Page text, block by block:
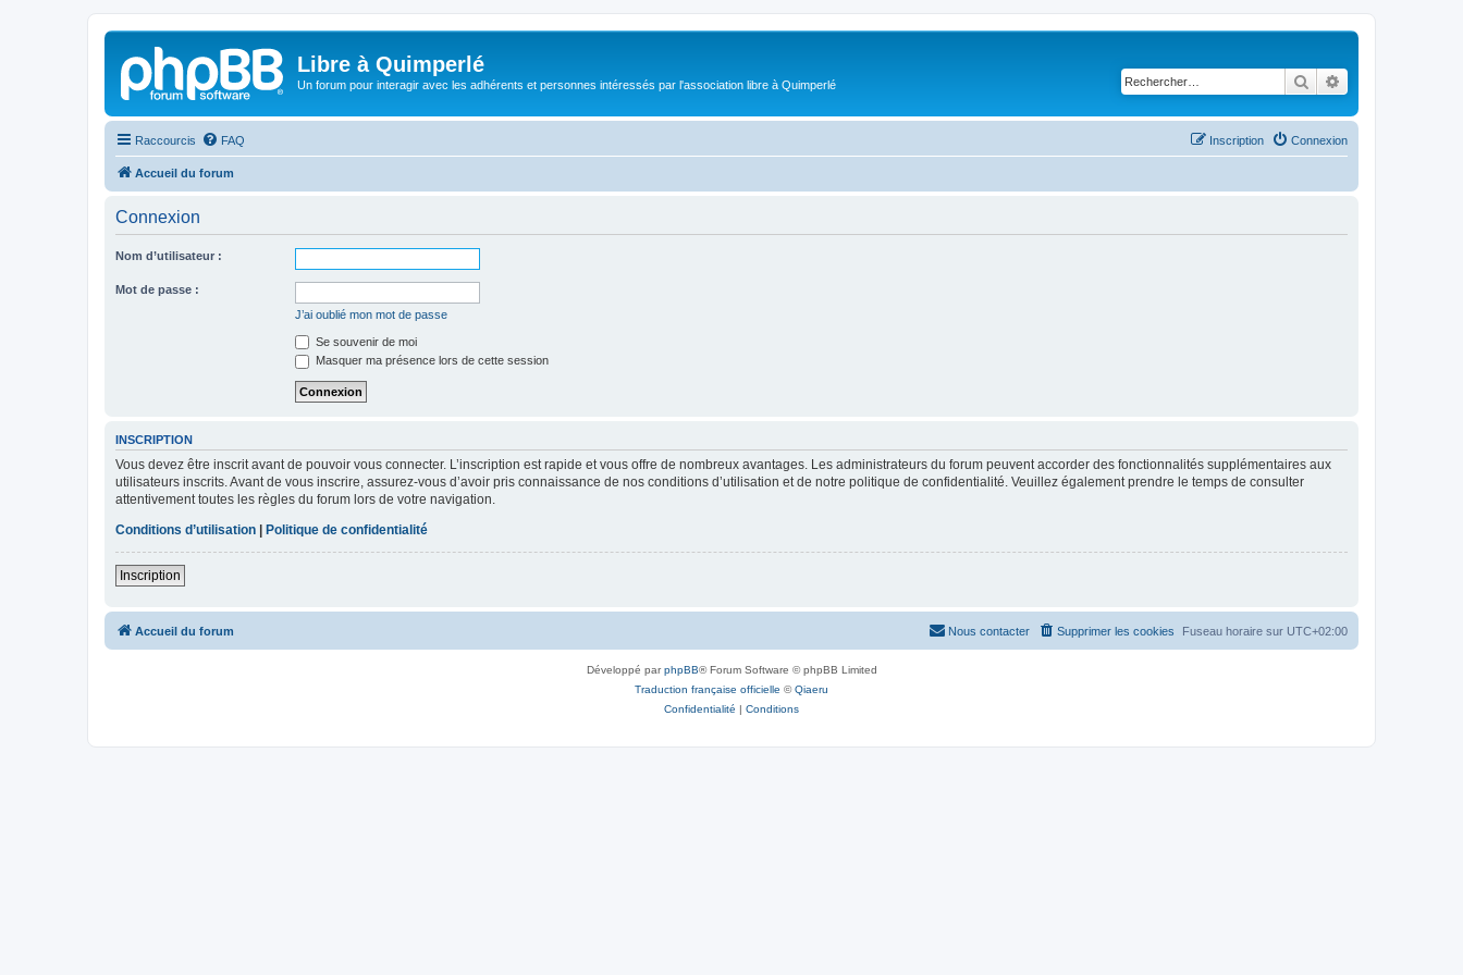
Libre à Quimperlé
Un forum pour interagir avec les adhérents et personnes intéressés par l'association libre à Quimperlé Rechercher
Raccourcis FAQ Connexion
Inscription
Accueil du forum
Connexion
Nom d’utilisateur :
Mot de passe :
J’ai oublié mon mot de passe
Se souvenir de moi
Masquer ma présence lors de cette session
INSCRIPTION
Vous devez être inscrit avant de pouvoir vous connecter. L’inscription est rapide et vous offre de nombreux avantages. Les administrateurs du forum peuvent accorder des fonctionnalités supplémentaires aux
utilisateurs inscrits. Avant de vous inscrire, assurez-vous d’avoir pris connaissance de nos conditions d’utilisation et de notre politique de confidentialité. Veuillez également prendre le temps de consulter
attentivement toutes les règles du forum lors de votre navigation.
Conditions d’utilisation
Politique de confidentialité
Inscription
Accueil du forum Fuseau horaire sur UTC+02:00
Supprimer les cookies
Nous contacter
Développé parphpBB® Forum Software © phpBB Limited
Traduction française officielle ©Qiaeru
Confidentialité | Conditions